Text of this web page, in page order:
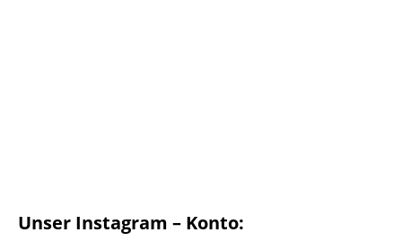
Unser Instagram – Konto: